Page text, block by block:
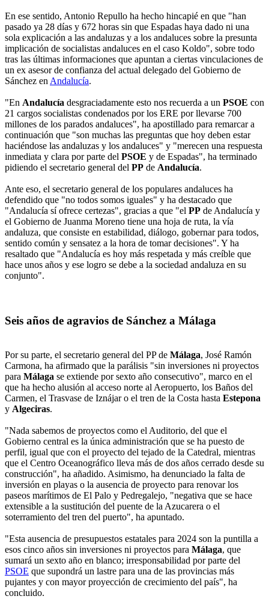
En ese sentido, Antonio Repullo ha hecho hincapié en que "han
pasado ya 28 días y 672 horas sin que Espadas haya dado ni una
sola explicación a las andaluzas y a los andaluces sobre la presunta
implicación de socialistas andaluces en el caso Koldo", sobre todo
tras las últimas informaciones que apuntan a ciertas vinculaciones de
un ex asesor de confianza del actual delegado del Gobierno de
Sánchez en Andalucía.
"En Andalucía desgraciadamente esto nos recuerda a un PSOE con
21 cargos socialistas condenados por los ERE por llevarse 700
millones de los parados andaluces", ha apostillado para remarcar a
continuación que "son muchas las preguntas que hoy deben estar
haciéndose las andaluzas y los andaluces" y "merecen una respuesta
inmediata y clara por parte del PSOE y de Espadas", ha terminado
pidiendo el secretario general del PP de Andalucía.
Ante eso, el secretario general de los populares andaluces ha
defendido que "no todos somos iguales" y ha destacado que
"Andalucía sí ofrece certezas", gracias a que "el PP de Andalucía y
el Gobierno de Juanma Moreno tiene una hoja de ruta, la vía
andaluza, que consiste en estabilidad, diálogo, gobernar para todos,
sentido común y sensatez a la hora de tomar decisiones". Y ha
resaltado que "Andalucía es hoy más respetada y más creíble que
hace unos años y ese logro se debe a la sociedad andaluza en su
conjunto".
Seis años de agravios de Sánchez a Málaga
Por su parte, el secretario general del PP de Málaga, José Ramón
Carmona, ha afirmado que la parálisis "sin inversiones ni proyectos
para Málaga se extiende por sexto año consecutivo", marco en el
que ha hecho alusión al acceso norte al Aeropuerto, los Baños del
Carmen, el Trasvase de Iznájar o el tren de la Costa hasta Estepona
y Algeciras.
"Nada sabemos de proyectos como el Auditorio, del que el
Gobierno central es la única administración que se ha puesto de
perfil, igual que con el proyecto del tejado de la Catedral, mientras
que el Centro Oceanográfico lleva más de dos años cerrado desde su
construcción", ha añadido. Asimismo, ha denunciado la falta de
inversión en playas o la ausencia de proyecto para renovar los
paseos marítimos de El Palo y Pedregalejo, "negativa que se hace
extensible a la sustitución del puente de la Azucarera o el
soterramiento del tren del puerto", ha apuntado.
"Esta ausencia de presupuestos estatales para 2024 son la puntilla a
esos cinco años sin inversiones ni proyectos para Málaga, que
sumará un sexto año en blanco; irresponsabilidad por parte del
PSOE que supondrá un lastre para una de las provincias más
pujantes y con mayor proyección de crecimiento del país", ha
concluido.